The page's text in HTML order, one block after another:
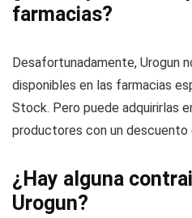
farmacias?
Desafortunadamente, Urogun
disponibles en las farmacias
Stock. Pero puede adquirirlas
productores con un descuento
¿Hay alguna
Urogun?